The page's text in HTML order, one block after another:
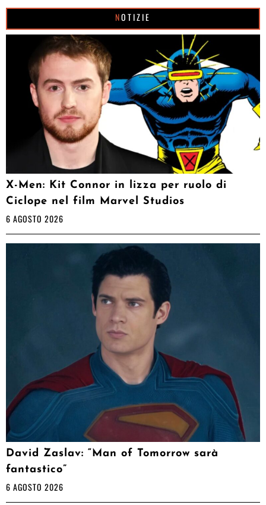
NOTIZIE
X-Men: Kit Connor in lizza per ruolo di
Ciclope nel film Marvel Studios
6 AGOSTO 2026
David Zaslav: “Man of Tomorrow sarà
fantastico”
6 AGOSTO 2026